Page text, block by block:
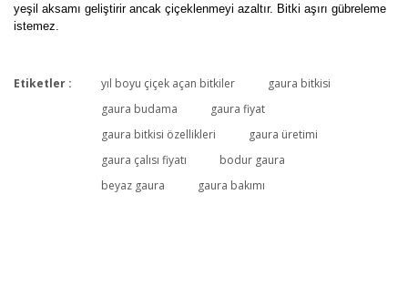
yeşil aksamı geliştirir ancak çiçeklenmeyi azaltır. Bitki aşırı gübreleme
istemez.
Bu ürüne ilk yorumu siz yapın!
Yorum Yaz
Etiketler : yıl boyu çiçek açan bitkiler
gaura bitkisi
gaura budama
gaura fiyat
gaura bitkisi özellikleri
gaura üretimi
gaura çalısı fiyatı
bodur gaura
beyaz gaura
gaura bakımı